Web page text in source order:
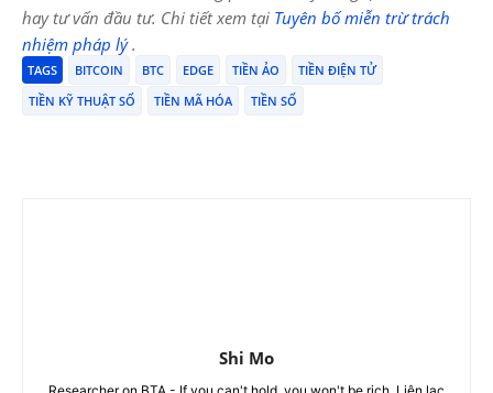
hay tư vấn đầu tư. Chi tiết xem tại Tuyên bố miễn trừ trách
nhiệm pháp lý.
TAGS BITCOIN BTC EDGE TIỀN ẢO
TIỀN ĐIỆN TỬ
TIỀN KỸ THUẬT SỐ
TIỀN MÃ HÓA TIỀN SỐ
Shi Mo